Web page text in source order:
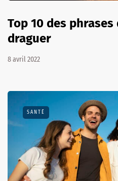
Top 10 des
draguer
8 avril 2022
SANTÉ